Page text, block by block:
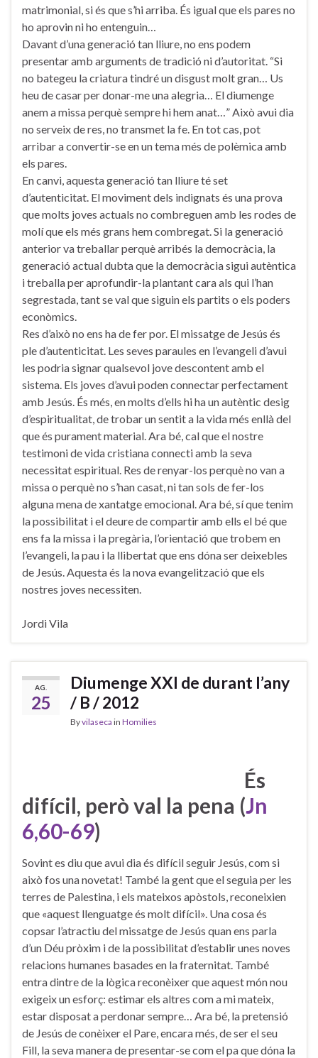
matrimonial, si és que s’hi arriba. És igual que els pares no
ho aprovin ni ho entenguin…
Davant d’una generació tan lliure, no ens podem
presentar amb arguments de tradició ni d’autoritat. “Si
no bategeu la criatura tindré un disgust molt gran… Us
heu de casar per donar-me una alegria… El diumenge
anem a missa perquè sempre hi hem anat…” Això avui dia
no serveix de res, no transmet la fe. En tot cas, pot
arribar a convertir-se en un tema més de polèmica amb
els pares.
En canvi, aquesta generació tan lliure té set
d’autenticitat. El moviment dels indignats és una prova
que molts joves actuals no combreguen amb les rodes de
molí que els més grans hem combregat. Si la generació
anterior va treballar perquè arribés la democràcia, la
generació actual dubta que la democràcia sigui autèntica
i treballa per aprofundir-la plantant cara als qui l’han
segrestada, tant se val que siguin els partits o els poders
econòmics.
Res d’això no ens ha de fer por. El missatge de Jesús és
ple d’autenticitat. Les seves paraules en l’evangeli d’avui
les podria signar qualsevol jove descontent amb el
sistema. Els joves d’avui poden connectar perfectament
amb Jesús. És més, en molts d’ells hi ha un autèntic desig
d’espiritualitat, de trobar un sentit a la vida més enllà del
que és purament material. Ara bé, cal que el nostre
testimoni de vida cristiana connecti amb la seva
necessitat espiritual. Res de renyar-los perquè no van a
missa o perquè no s’han casat, ni tan sols de fer-los
alguna mena de xantatge emocional. Ara bé, sí que tenim
la possibilitat i el deure de compartir amb ells el bé que
ens fa la missa i la pregària, l’orientació que trobem en
l’evangeli, la pau i la llibertat que ens dóna ser deixebles
de Jesús. Aquesta és la nova evangelització que els
nostres joves necessiten.
Jordi Vila
AG.
25
Diumenge XXI de durant l’any
/ B / 2012
Byvilaseca in Homilies
És
difícil, però val la pena (Jn
6,60-69)
Sovint es diu que avui dia és difícil seguir Jesús, com si
això fos una novetat! També la gent que el seguia per les
terres de Palestina, i els mateixos apòstols, reconeixien
que «aquest llenguatge és molt difícil». Una cosa és
copsar l’atractiu del missatge de Jesús quan ens parla
d’un Déu pròxim i de la possibilitat d’establir unes noves
relacions humanes basades en la fraternitat. També
entra dintre de la lògica reconèixer que aquest món nou
exigeix un esforç: estimar els altres com a mi mateix,
estar disposat a perdonar sempre… Ara bé, la pretensió
de Jesús de conèixer el Pare, encara més, de ser el seu
Fill, la seva manera de presentar-se com el pa que dóna la